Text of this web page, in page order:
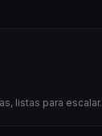
listas para escalar.